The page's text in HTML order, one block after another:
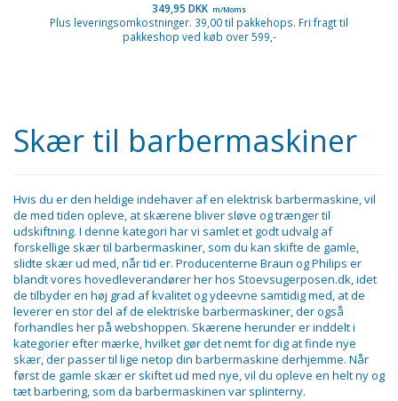
349,95 DKK m/Moms
Plus leveringsomkostninger. 39,00 til pakkehops. Fri fragt til
pakkeshop ved køb over 599,-
Skær til barbermaskiner
Hvis du er den heldige indehaver af en elektrisk barbermaskine, vil
de med tiden opleve, at skærene bliver sløve og trænger til
udskiftning. I denne kategori har vi samlet et godt udvalg af
forskellige skær til barbermaskiner, som du kan skifte de gamle,
slidte skær ud med, når tid er. Producenterne Braun og Philips er
blandt vores hovedleverandører her hos Stoevsugerposen.dk, idet
de tilbyder en høj grad af kvalitet og ydeevne samtidig med, at de
leverer en stor del af de elektriske barbermaskiner, der også
forhandles her på webshoppen. Skærene herunder er inddelt i
kategorier efter mærke, hvilket gør det nemt for dig at finde nye
skær, der passer til lige netop din barbermaskine derhjemme. Når
først de gamle skær er skiftet ud med nye, vil du opleve en helt ny og
tæt barbering, som da barbermaskinen var splinterny.